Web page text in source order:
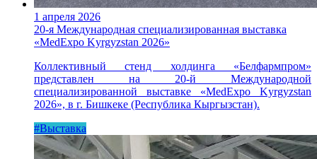
1 апреля 2026
20-я Международная специализированная выставка
«MedExpo Kyrgyzstan 2026»
Коллективный стенд холдинга «Белфармпром»
представлен на 20-й Международной
специализированной выставке «MedExpo Kyrgyzstan
2026», в г. Бишкеке (Республика Кыргызстан).
#Выставка